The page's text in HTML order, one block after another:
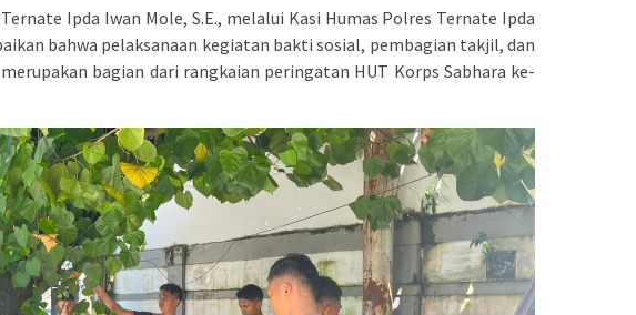
Ipda Iwan Mole, S.E., melalui Kasi Humas Polres Ternate Ipda
bahwa pelaksanaan kegiatan bakti sosial, pembagian takjil, dan
bagian dari rangkaian peringatan HUT Korps Sabhara ke-